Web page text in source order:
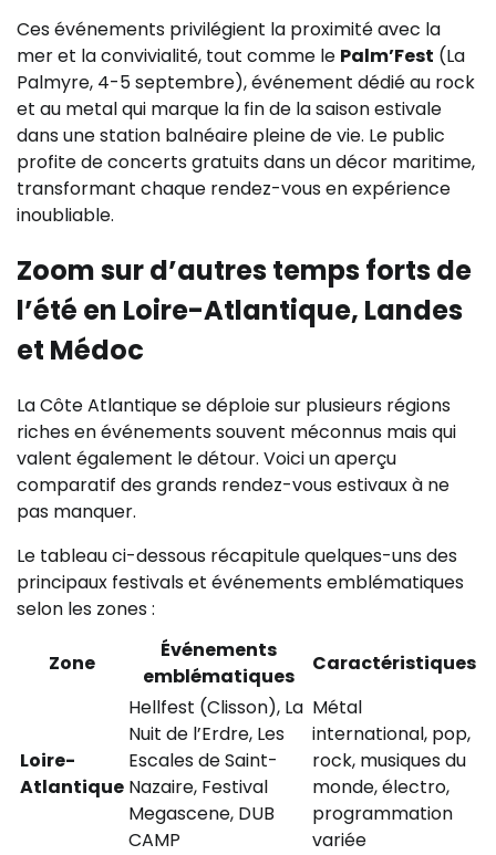
Ces événements privilégient la proximité avec la
mer et la convivialité, tout comme le Palm’Fest (La
Palmyre, 4-5 septembre), événement dédié au rock
et au metal qui marque la fin de la saison estivale
dans une station balnéaire pleine de vie. Le public
profite de concerts gratuits dans un décor maritime,
transformant chaque rendez-vous en expérience
inoubliable.
Zoom sur d’autres temps forts de
l’été en Loire-Atlantique, Landes
et Médoc
La Côte Atlantique se déploie sur plusieurs régions
riches en événements souvent méconnus mais qui
valent également le détour. Voici un aperçu
comparatif des grands rendez-vous estivaux à ne
pas manquer.
Le tableau ci-dessous récapitule quelques-uns des
principaux festivals et événements emblématiques
selon les zones :
Zone
Événements
emblématiques
Caractéristiques
Loire-
Atlantique
Hellfest (Clisson), La
Nuit de l’Erdre, Les
Escales de Saint-
Nazaire, Festival
Megascene, DUB
CAMP
Métal
international, pop,
rock, musiques du
monde, électro,
programmation
variée